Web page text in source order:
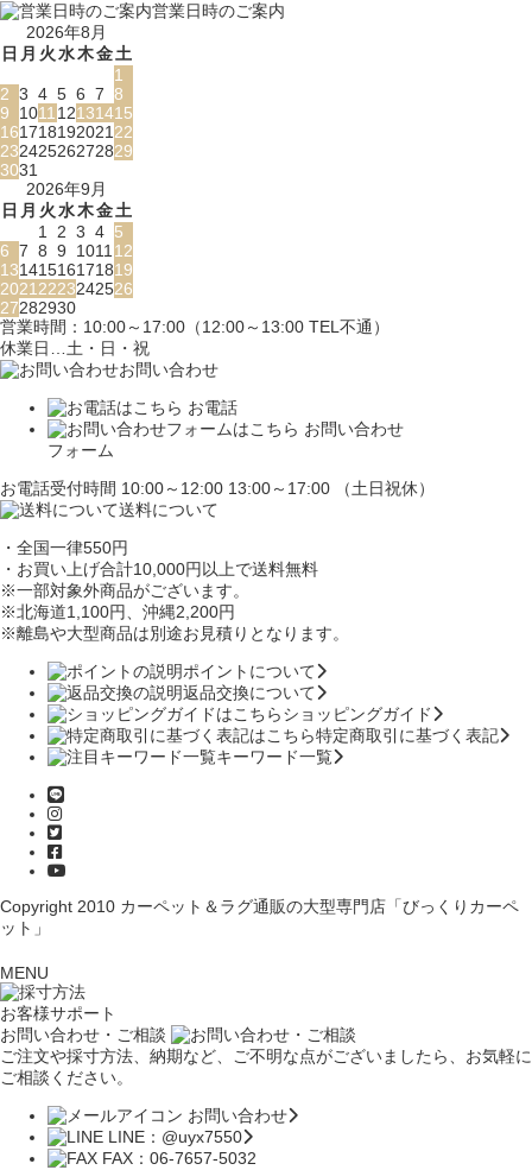
営業日時のご案内
2026年8月
日 月 火水木金土
1
2 3 4 5 6 7 8
9
101112131415
16171819202122
23242526272829
3031
2026年9月
日 月 火水木金土
1 2 3 4 5
6 7 8 9 101112
13141516171819
20212223242526
27282930
営業時間：10:00～17:00（12:00～13:00 TEL不通）
休業日…土・日・祝
お問い合わせ
お電話
お問い合わせ
フォーム
お電話受付時間 10:00～12:00 13:00～17:00 （土日祝休）
送料について
・全国一律550円
・お買い上げ合計10,000円 以上で送料無料
※一部対象外商品がございます。
※北海道1,100円、沖縄2,200円
※離島や大型商品は別途お見積りとなります。
ポイントについて
返品交換について
ショッピングガイド
特定商取引に基づく表記
キーワード一覧
Copyright 2010 カーペット＆ラグ通販の大型専門店「びっくりカーペ
ット」
MENU
お客様サポート
お問い合わせ・ご相談
ご注文や採寸方法、納期など、ご不明な点がございましたら、お気軽に
ご相談ください。
お問い合わせ
LINE：@uyx7550
FAX：06-7657-5032